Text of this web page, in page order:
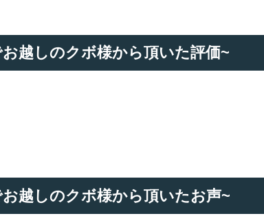
越しのクボ様から頂いた評価~
越しのクボ様から頂いたお声~